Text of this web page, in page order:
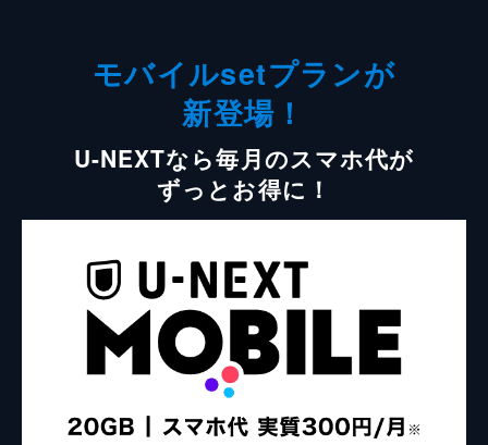
モバイルsetプランが
新登場！
U-NEXTなら毎月のスマホ代が
ずっとお得に！